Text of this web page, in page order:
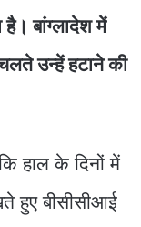
है। बांग्लादेश में
उन्हें हटाने की
हाल के दिनों में
हुए बीसीसीआई